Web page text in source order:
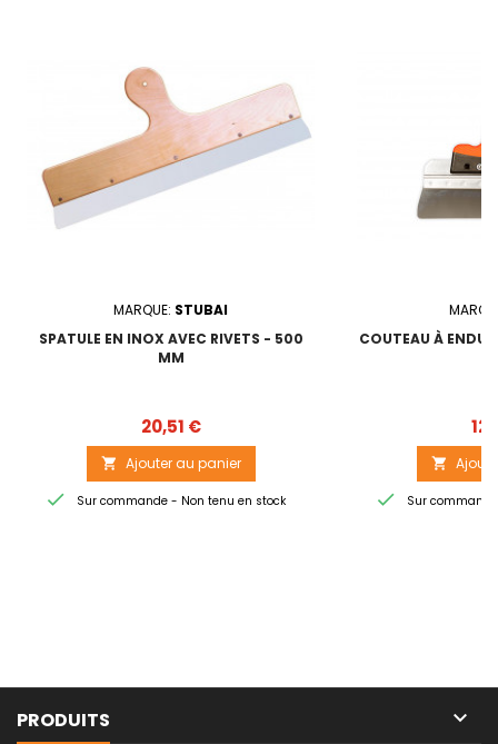
MARQUE: STUBAI
SPATULE EN INOX AVEC RIVETS - 500
MM
Prix
20,51 €
 Ajouter au panier
 Sur commande - Non tenu en stock
COUTEAU À

 Sur
PRODUITS 